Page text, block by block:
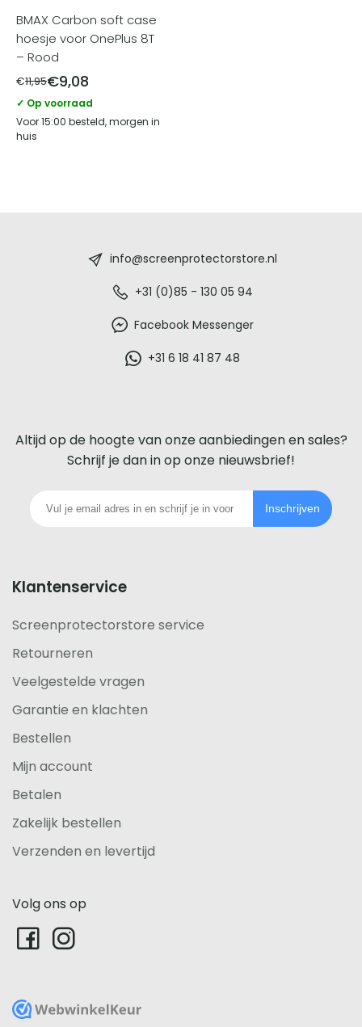
BMAX Carbon soft case
hoesje voor OnePlus 8T
– Rood
€11,95€9,08
✓ Op voorraad
Voor 15:00 besteld, morgen in
huis
voor
iedere
telefoon
info@screenprotectorstore.nl
+31 (0)85 - 130 05 94
Facebook Messenger
+31 6 18 41 87 48
Altijd op de hoogte van onze aanbiedingen en sales?
Schrijf je dan in op onze nieuwsbrief!
Inschrijven
Klantenservice
Screenprotectorstore service
Retourneren
Veelgestelde vragen
Garantie en klachten
Bestellen
Mijn account
Betalen
Zakelijk bestellen
Verzenden en levertijd
Volg ons op
WebwinkelKeur